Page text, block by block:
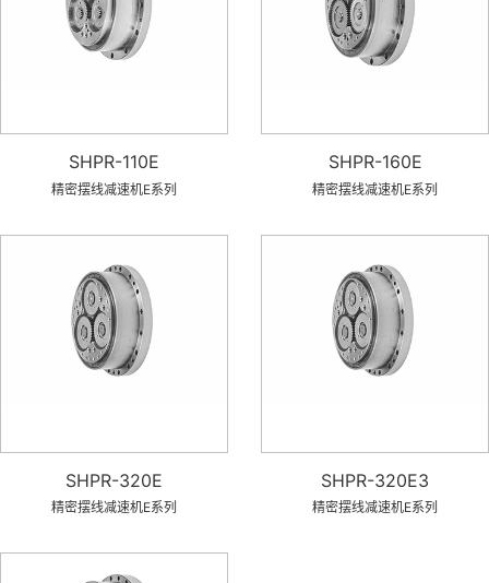
SHPR-110E
精密摆线减速机E系列
SHPR-160E
精密摆线减速机E系列
SHPR-320E
精密摆线减速机E系列
SHPR-320E3
精密摆线减速机E系列